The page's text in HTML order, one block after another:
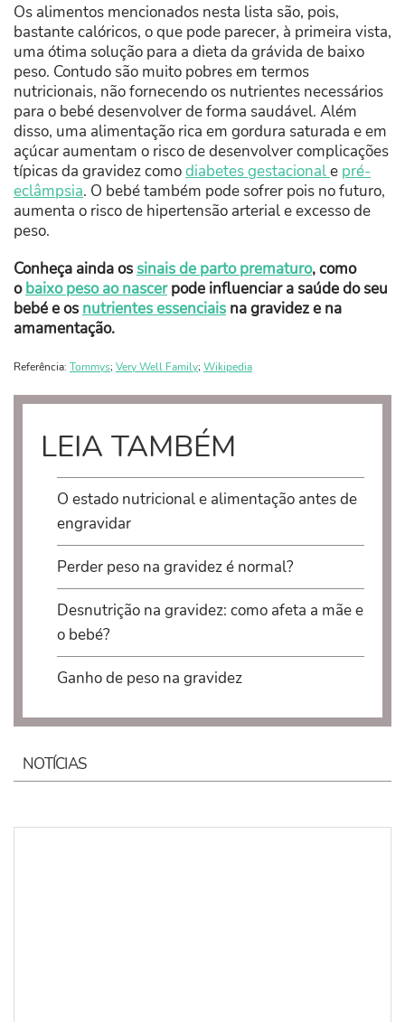
Os alimentos mencionados nesta lista são, pois,
bastante calóricos, o que pode parecer, à primeira vista,
uma ótima solução para a dieta da grávida de baixo
peso. Contudo são muito pobres em termos
nutricionais, não fornecendo os nutrientes necessários
para o bebé desenvolver de forma saudável. Além
disso, uma alimentação rica em gordura saturada e em
açúcar aumentam o risco de desenvolver complicações
típicas da gravidez comodiabetes gestacionale pré-
eclâmpsia. O bebé também pode sofrer pois no futuro,
aumenta o risco de hipertensão arterial e excesso de
peso.
Conheça ainda os sinais de parto prematuro, como
obaixo peso ao nascerpode influenciar a saúde do seu
bebé e os nutrientes essenciais na gravidez e na
amamentação.
Referência: Tommys; Very Well Family; Wikipedia
LEIA TAMBÉM
O estado nutricional e alimentação antes de
engravidar
Perder peso na gravidez é normal?
Desnutrição na gravidez: como afeta a mãe e
o bebé?
Ganho de peso na gravidez
NOTÍCIAS